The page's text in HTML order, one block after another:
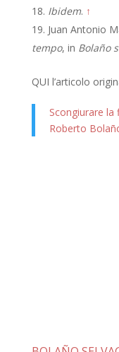
Ibidem. ↑
Juan Antonio
tempo, in Bolaño
QUI l’articolo
Scongiurare la
Roberto